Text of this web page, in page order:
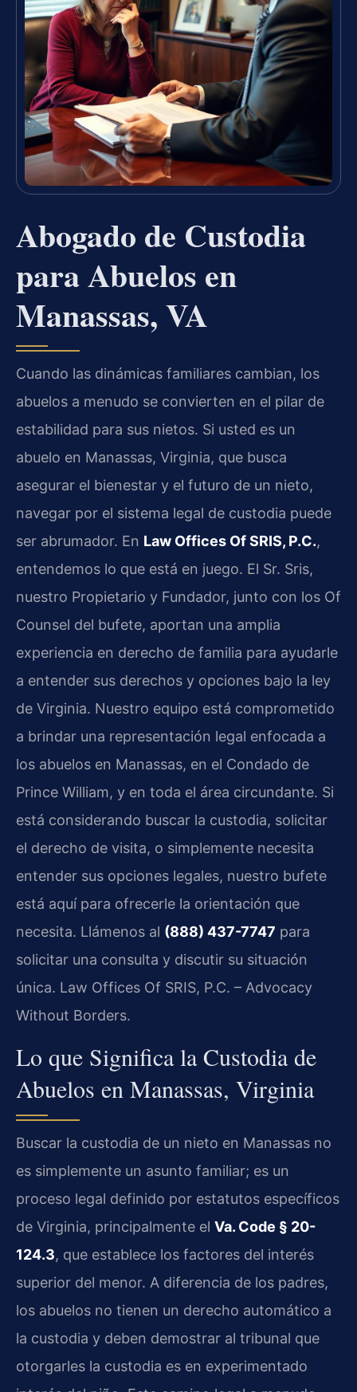
Abogado de Custodia
para Abuelos en
Manassas, VA
Cuando las dinámicas familiares cambian, los
abuelos a menudo se convierten en el pilar de
estabilidad para sus nietos. Si usted es un
abuelo en Manassas, Virginia, que busca
asegurar el bienestar y el futuro de un nieto,
navegar por el sistema legal de custodia puede
ser abrumador. En Law Offices Of SRIS, P.C.,
entendemos lo que está en juego. El Sr. Sris,
nuestro Propietario y Fundador, junto con los Of
Counsel del bufete, aportan una amplia
experiencia en derecho de familia para ayudarle
a entender sus derechos y opciones bajo la ley
de Virginia. Nuestro equipo está comprometido
a brindar una representación legal enfocada a
los abuelos en Manassas, en el Condado de
Prince William, y en toda el área circundante. Si
está considerando buscar la custodia, solicitar
el derecho de visita, o simplemente necesita
entender sus opciones legales, nuestro bufete
está aquí para ofrecerle la orientación que
necesita. Llámenos al (888) 437-7747 para
solicitar una consulta y discutir su situación
única. Law Offices Of SRIS, P.C. – Advocacy
Without Borders.
Lo que Significa la Custodia de
Abuelos en Manassas, Virginia
Buscar la custodia de un nieto en Manassas no
es simplemente un asunto familiar; es un
proceso legal definido por estatutos específicos
de Virginia, principalmente el Va. Code § 20-
124.3, que establece los factores del interés
superior del menor. A diferencia de los padres,
los abuelos no tienen un derecho automático a
la custodia y deben demostrar al tribunal que
otorgarles la custodia es en experimentado